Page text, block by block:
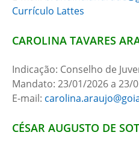
Currículo Lattes
CAROLINA TAVARES
Indicação: Conselho de
Mandato: 23/01/2026 a 23/
E-mail:
CÉSAR AUGUSTO DE